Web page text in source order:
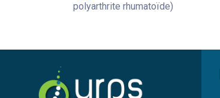
polyarthrite rhumatoïde)